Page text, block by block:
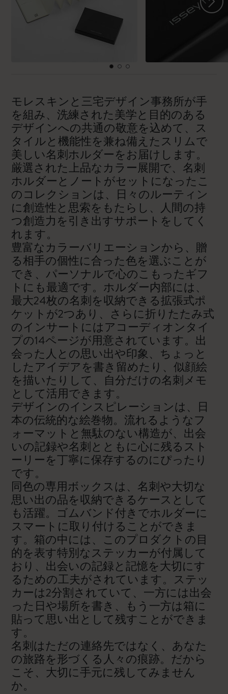
モレスキンと三宅デザイン事務所が手
を組み、洗練された美学と目的のある
デザインへの共通の敬意を込めて、ス
タイルと機能性を兼ね備えたスリムで
美しい名刺ホルダーをお届けします。
厳選された上品なカラー展開で、名刺
ホルダーとノートがセットになったこ
のコレクションは、日々のルーティン
に創造性と思索をもたらし、人間の持
つ創造力を引き出すサポートをしてく
れます。
豊富なカラーバリエーションから、贈
る相手の個性に合った色を選ぶことが
でき、パーソナルで心のこもったギフ
トにも最適です。ホルダー内部には、
最大24枚の名刺を収納できる拡張式ポ
ケットが2つあり、さらに折りたたみ式
のインサートにはアコーディオンタイ
プの14ページが用意されています。出
会った人との思い出や印象、ちょっと
したアイデアを書き留めたり、似顔絵
を描いたりして、自分だけの名刺メモ
として活用できます。
デザインのインスピレーションは、日
本の伝統的な絵巻物。流れるようなフ
ォーマットと無駄のない構造が、出会
いの記録や名刺とともに心に残るスト
ーリーを丁寧に保存するのにぴったり
です。
同色の専用ボックスは、名刺や大切な
思い出の品を収納できるケースとして
も活躍。ゴムバンド付きでホルダーに
スマートに取り付けることができま
す。箱の中には、このプロダクトの目
的を表す特別なステッカーが付属して
おり、出会いの記録と記憶を大切にす
るための工夫がされています。ステッ
カーは2分割されていて、一方には出会
った日や場所を書き、もう一方は箱に
貼って思い出として残すことができま
す。
名刺はただの連絡先ではなく、あなた
の旅路を形づくる人々の痕跡。だから
こそ、大切に手元に残してみません
か。